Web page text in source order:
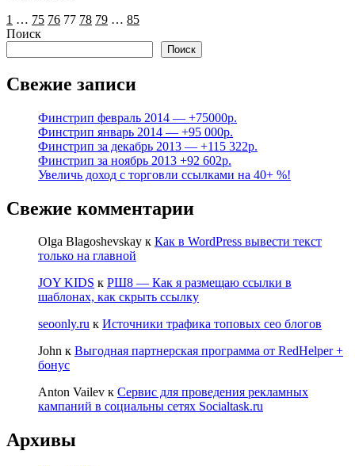
Пагинация
записей
1 … 75 76 77 78 79 … 85
Поиск
Поиск
Свежие записи
Финстрип февраль 2014 — +75000р.
Финстрип январь 2014 — +95 000р.
Финстрип за декабрь 2013 — +115 322р.
Финстрип за ноябрь 2013 +92 602р.
Увеличь доход с торговли ссылками на 40+ %!
Свежие комментарии
Olga Blagoshevskay к Как в WordPress вывести текст
только на главной
JOY KIDS к РШ8 — Как я размещаю ссылки в
шаблонах, как скрыть ссылку
seoonly.ru к Источники трафика топовых сео блогов
John к Выгодная партнерская программа от RedHelper +
бонус
Anton Vailev к Сервис для проведения рекламных
кампаний в социальны сетях Socialtask.ru
Архивы